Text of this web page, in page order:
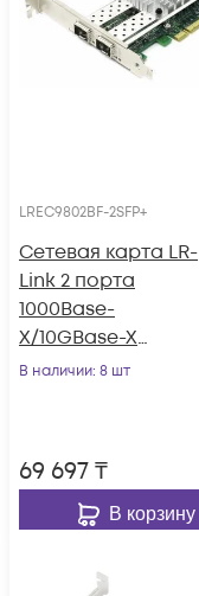
LREC9802BF-2SFP+
Сетевая карта LR-
Link 2 порта
1000Base-
X/10GBase-X
LREC9802BF-2SFP+
В наличии: 8 шт
69 697₸
В корзину